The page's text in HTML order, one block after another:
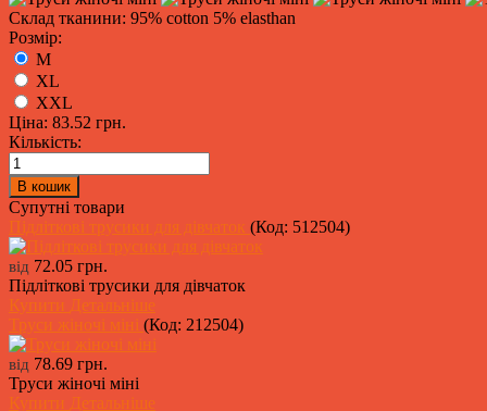
Склад тканини: 95% cotton 5% elasthan
Розмір:
M
XL
XXL
Ціна: 83.52 грн.
Кількість:
Супутні товари
Підліткові трусики для дівчаток (Код: 512504)
від 72.05 грн.
Підліткові трусики для дівчаток
Купити Детальніше
Труси жіночі міні (Код: 212504)
від 78.69 грн.
Труси жіночі міні
Купити Детальніше